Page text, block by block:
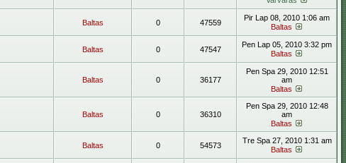
Baltas 0 47559
Pir Lap 08, 2010 1:06 am
Baltas
Baltas 0 47547
Pen Lap 05, 2010 3:32 pm
Baltas
Baltas 0 36177
Pen Spa 29, 2010 12:51
am
Baltas
Baltas 0 36310
Pen Spa 29, 2010 12:48
am
Baltas
Baltas 0 54573
Tre Spa 27, 2010 1:31 am
Baltas